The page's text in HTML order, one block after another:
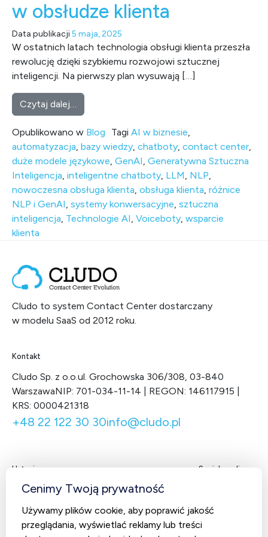
w obsłudze klienta
Data publikacji5 maja, 2025
W ostatnich latach technologia obsługi klienta przeszła
rewolucję dzięki szybkiemu rozwojowi sztucznej
inteligencji. Na pierwszy plan wysuwają […]
Czytaj dalej…
Opublikowano w Blog Tagi AI w biznesie,
automatyzacja, bazy wiedzy, chatboty, contact center,
duże modele językowe, GenAI, Generatywna Sztuczna
Inteligencja, inteligentne chatboty, LLM, NLP,
nowoczesna obsługa klienta, obsługa klienta, różnice
NLP i GenAI, systemy konwersacyjne, sztuczna
inteligencja, Technologie AI, Voiceboty, wsparcie
klienta
Cludo to system Contact Center dostarczany
w modelu SaaS od 2012 roku.
Kontakt
Cludo Sp. z o.o. ul. Grochowska 306/308, 03-840
WarszawaNIP: 701-034-11-14 | REGON: 146117915 |
KRS: 0000421318
+48 22 122 30 30info@cludo.pl
Usługi
Contact Center
CludoCRM
Telekomunikacja
Social media
Cenimy Twoją prywatność
Używamy plików cookie, aby poprawić jakość
przeglądania, wyświetlać reklamy lub treści